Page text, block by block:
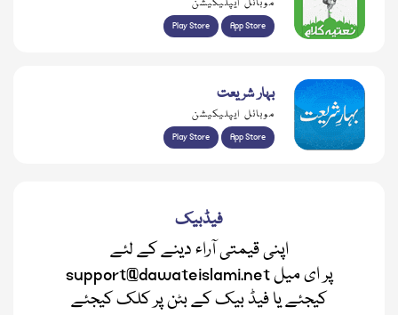
موبائل ایپلیکیشن
Play Store App Store
بہار شریعت
موبائل ایپلیکیشن
Play Store App Store
فیڈبیک
اپنی قیمتی آراء دینے کے لئے
support@dawateislami.net پر ای میل
کیجئے یا فیڈ بیک کے بٹن پر کلک کیجئے